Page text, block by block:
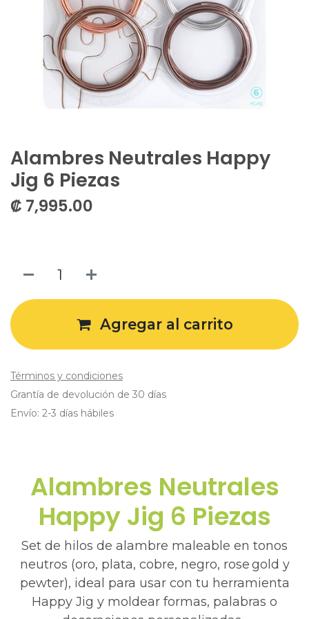
Alambres Neutrales Happy
Jig 6 Piezas
₡ 7,995.00
Agregar al carrito
Términos y condiciones
Grantía de devolución de 30 días
Envío: 2-3 días hábiles
Alambres Neutrales
Happy Jig 6 Piezas
Set de hilos de alambre maleable en tonos
neutros (oro, plata, cobre, negro, rose gold y
pewter), ideal para usar con tu herramienta
Happy Jig y moldear formas, palabras o